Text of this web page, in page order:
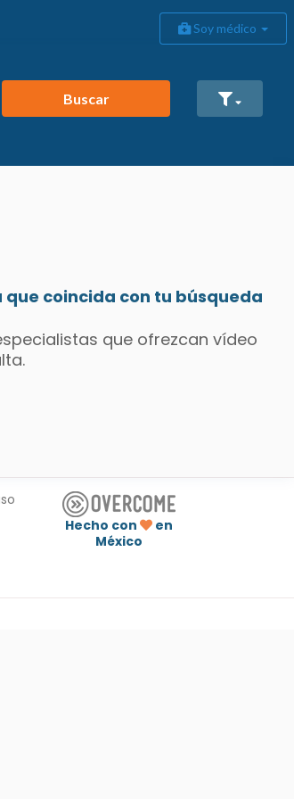
Soy médico
Buscar
coincida con tu búsqueda
que ofrezcan vídeo
Hecho con
en
México